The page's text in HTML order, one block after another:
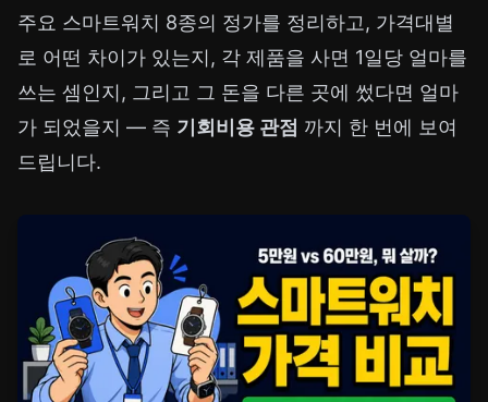
주요 스마트워치 8종의 정가를 정리하고, 가격대별
로 어떤 차이가 있는지, 각 제품을 사면 1일당 얼마를
쓰는 셈인지, 그리고 그 돈을 다른 곳에 썼다면 얼마
가 되었을지 — 즉 기회비용 관점 까지 한 번에 보여
드립니다.